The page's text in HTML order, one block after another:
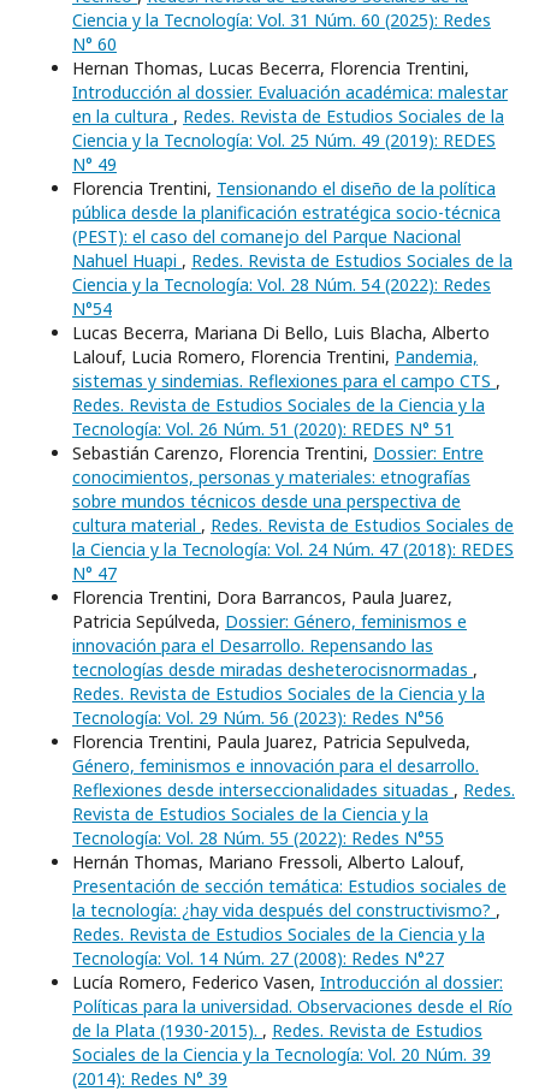
Ciencia y la Tecnología: Vol. 31 Núm. 60 (2025): Redes
N° 60
Hernan Thomas, Lucas Becerra, Florencia Trentini,
Introducción al dossier. Evaluación académica: malestar
en la cultura , Redes. Revista de Estudios Sociales de la
Ciencia y la Tecnología: Vol. 25 Núm. 49 (2019): REDES
N° 49
Florencia Trentini, Tensionando el diseño de la política
pública desde la planificación estratégica socio-técnica
(PEST): el caso del comanejo del Parque Nacional
Nahuel Huapi , Redes. Revista de Estudios Sociales de la
Ciencia y la Tecnología: Vol. 28 Núm. 54 (2022): Redes
N°54
Lucas Becerra, Mariana Di Bello, Luis Blacha, Alberto
Lalouf, Lucia Romero, Florencia Trentini, Pandemia,
sistemas y sindemias. Reflexiones para el campo CTS ,
Redes. Revista de Estudios Sociales de la Ciencia y la
Tecnología: Vol. 26 Núm. 51 (2020): REDES N° 51
Sebastián Carenzo, Florencia Trentini, Dossier: Entre
conocimientos, personas y materiales: etnografías
sobre mundos técnicos desde una perspectiva de
cultura material , Redes. Revista de Estudios Sociales de
la Ciencia y la Tecnología: Vol. 24 Núm. 47 (2018): REDES
N° 47
Florencia Trentini, Dora Barrancos, Paula Juarez,
Patricia Sepúlveda, Dossier: Género, feminismos e
innovación para el Desarrollo. Repensando las
tecnologías desde miradas desheterocisnormadas ,
Redes. Revista de Estudios Sociales de la Ciencia y la
Tecnología: Vol. 29 Núm. 56 (2023): Redes N°56
Florencia Trentini, Paula Juarez, Patricia Sepulveda,
Género, feminismos e innovación para el desarrollo.
Reflexiones desde interseccionalidades situadas , Redes.
Revista de Estudios Sociales de la Ciencia y la
Tecnología: Vol. 28 Núm. 55 (2022): Redes N°55
Hernán Thomas, Mariano Fressoli, Alberto Lalouf,
Presentación de sección temática: Estudios sociales de
la tecnología: ¿hay vida después del constructivismo? ,
Redes. Revista de Estudios Sociales de la Ciencia y la
Tecnología: Vol. 14 Núm. 27 (2008): Redes N°27
Lucía Romero, Federico Vasen, Introducción al dossier:
Políticas para la universidad. Observaciones desde el Río
de la Plata (1930-2015). , Redes. Revista de Estudios
Sociales de la Ciencia y la Tecnología: Vol. 20 Núm. 39
(2014): Redes N° 39